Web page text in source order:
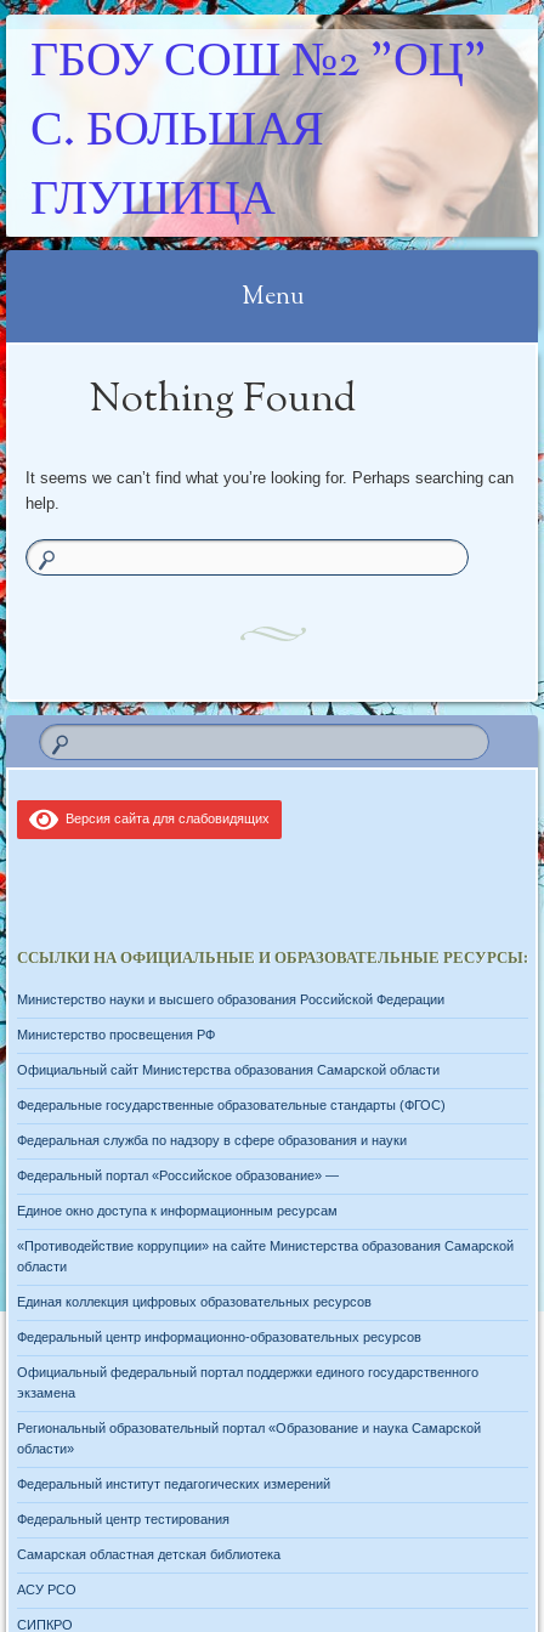
ГБОУ СОШ №2 "ОЦ"
С. БОЛЬШАЯ
ГЛУШИЦА
Menu
Nothing Found
It seems we can’t find what you’re looking for. Perhaps searching can
help.
Версия сайта для слабовидящих
ССЫЛКИ НА ОФИЦИАЛЬНЫЕ И ОБРАЗОВАТЕЛЬНЫЕ РЕСУРСЫ:
Министерство науки и высшего образования Российской Федерации
Министерство просвещения РФ
Официальный сайт Министерства образования Самарской области
Федеральные государственные образовательные стандарты (ФГОС)
Федеральная служба по надзору в сфере образования и науки
Федеральный портал «Российское образование» —
Единое окно доступа к информационным ресурсам
«Противодействие коррупции» на сайте Министерства образования Самарской
области
Единая коллекция цифровых образовательных ресурсов
Федеральный центр информационно-образовательных ресурсов
Официальный федеральный портал поддержки единого государственного
экзамена
Региональный образовательный портал «Образование и наука Самарской
области»
Федеральный институт педагогических измерений
Федеральный центр тестирования
Самарская областная детская библиотека
АСУ РСО
СИПКРО